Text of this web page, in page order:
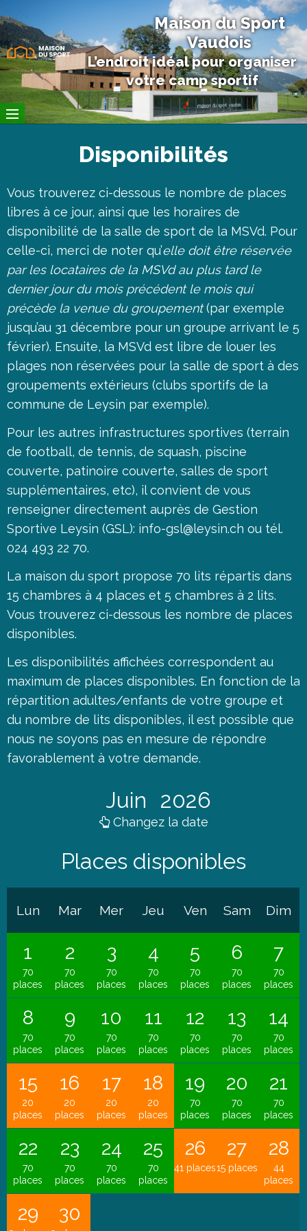
Maison du Sport
Vaudois
L’endroit idéal pour organiser
votre camp sportif
Disponibilités
Vous trouverez ci-dessous le nombre de places
libres à ce jour, ainsi que les horaires de
disponibilité de la salle de sport de la MSVd. Pour
celle-ci, merci de noter qu’elle doit être réservée
par les locataires de la MSVd au plus tard le
dernier jour du mois précédent le mois qui
précède la venue du groupement(par exemple
jusqu’au 31 décembre pour un groupe arrivant le 5
février). Ensuite, la MSVd est libre de louer les
plages non réservées pour la salle de sport à des
groupements extérieurs (clubs sportifs de la
commune de Leysin par exemple).
Pour les autres infrastructures sportives (terrain
de football, de tennis, de squash, piscine
couverte, patinoire couverte, salles de sport
supplémentaires, etc), il convient de vous
renseigner directement auprès de Gestion
Sportive Leysin (GSL): info-gsl@leysin.ch ou tél.
024 493 22 70.
La maison du sport propose 70 lits répartis dans
15 chambres à 4 places et 5 chambres à 2 lits.
Vous trouverez ci-dessous les nombre de places
disponibles.
Les disponibilités affichées correspondent au
maximum de places disponibles. En fonction de la
répartition adultes/enfants de votre groupe et
du nombre de lits disponibles, il est possible que
nous ne soyons pas en mesure de répondre
favorablement à votre demande.
Juin 2026
Changez la date
Places disponibles
Lun Mar Mer Jeu Ven Sam Dim
1
70
places
2
70
places
3
70
places
4
70
places
5
70
places
6
70
places
7
70
places
8
70
places
9
70
places
10
70
places
11
70
places
12
70
places
13
70
places
14
70
places
15
20
places
16
20
places
17
20
places
18
20
places
19
70
places
20
70
places
21
70
places
22
70
places
23
70
places
24
70
places
25
70
places
26
41 places
27
15 places
28
44
places
29 30